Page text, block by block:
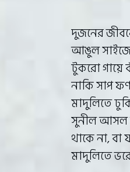
দুজনের
আঙুল সাইজের
টুকরো গায়ে
নাকি সাপ
মাদুলিতে
সুনীল আসল
থাকে না, বা
মাদুলিতে